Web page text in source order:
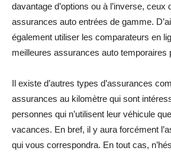
davantage d’options ou à l’inverse, ceux
assurances auto entrées de gamme.
également utiliser les comparateurs en
meilleures assurances auto temporaires
Il existe d’autres types d’assurances
assurances au kilomètre qui sont
personnes qui n’utilisent leur véhicule
vacances. En bref, il y aura forcément
qui vous correspondra. En tout cas,